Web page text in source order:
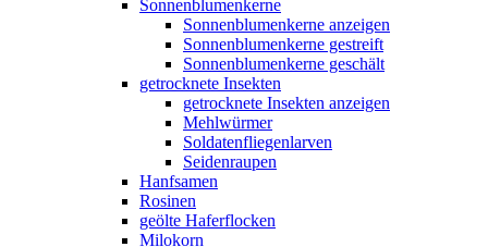
Sonnenblumenkerne
Sonnenblumenkerne anzeigen
Sonnenblumenkerne gestreift
Sonnenblumenkerne geschält
getrocknete Insekten
getrocknete Insekten anzeigen
Mehlwürmer
Soldatenfliegenlarven
Seidenraupen
Hanfsamen
Rosinen
geölte Haferflocken
Milokorn